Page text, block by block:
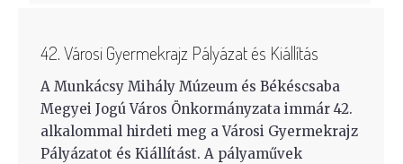
42. Városi Gyermekrajz Pályázat és Kiállítás
A Munkácsy Mihály Múzeum és Békéscsaba
Megyei Jogú Város Önkormányzata immár 42.
alkalommal hirdeti meg a Városi Gyermekrajz
Pályázatot és Kiállítást. A pályaművek